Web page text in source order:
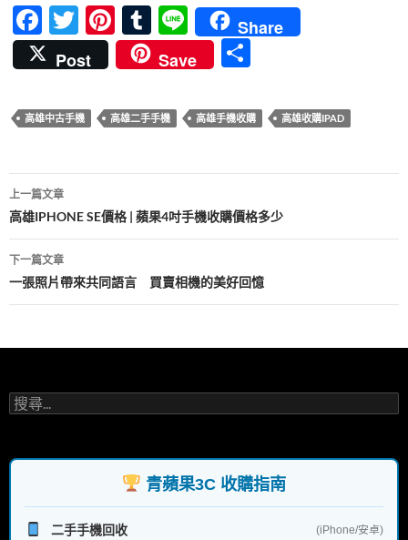
F
ac
e
b
o
o
k
T
w
itt
er
Pi
nt
er
es
t
T
u
m
bl
r
Li
n
e
Share
Post
Save
高雄中古手機 高雄二手手機 高雄手機收購 高雄收購IPAD
文
章
導
覽
上一篇文章
高雄IPHONE SE價格 | 蘋果4吋手機收購價格多少
下一篇文章
一張照片帶來共同語言 買賣相機的美好回憶
搜
尋
字:
青蘋果3C 收購指南
二手手機回收 (iPhone/安卓)